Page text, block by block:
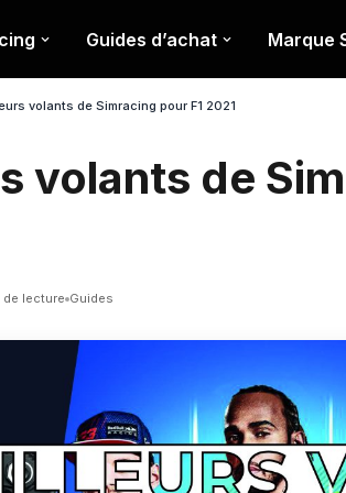
Guides d’achat Marque
volants de Simracing pour F1 2021
volants de
de lecture Guides